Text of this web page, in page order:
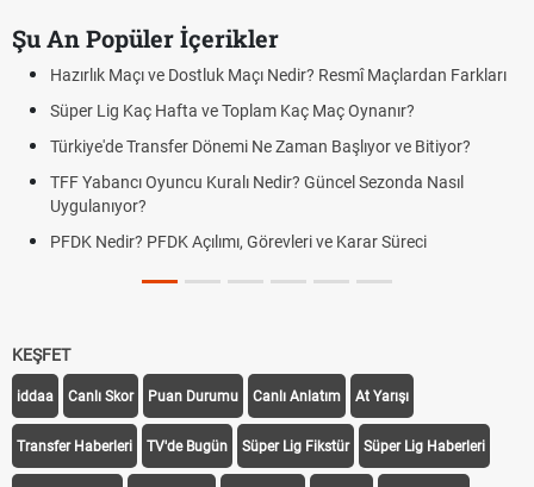
Şu An Popüler İçerikler
Hazırlık Maçı ve Dostluk Maçı Nedir? Resmî Maçlardan Farkları
Süper Lig Kaç Hafta ve Toplam Kaç Maç Oynanır?
Türkiye'de Transfer Dönemi Ne Zaman Başlıyor ve Bitiyor?
TFF Yabancı Oyuncu Kuralı Nedir? Güncel Sezonda Nasıl
Uygulanıyor?
PFDK Nedir? PFDK Açılımı, Görevleri ve Karar Süreci
KEŞFET
iddaa Canlı Skor Puan Durumu Canlı Anlatım At Yarışı
Transfer Haberleri TV'de Bugün Süper Lig Fikstür Süper Lig Haberleri